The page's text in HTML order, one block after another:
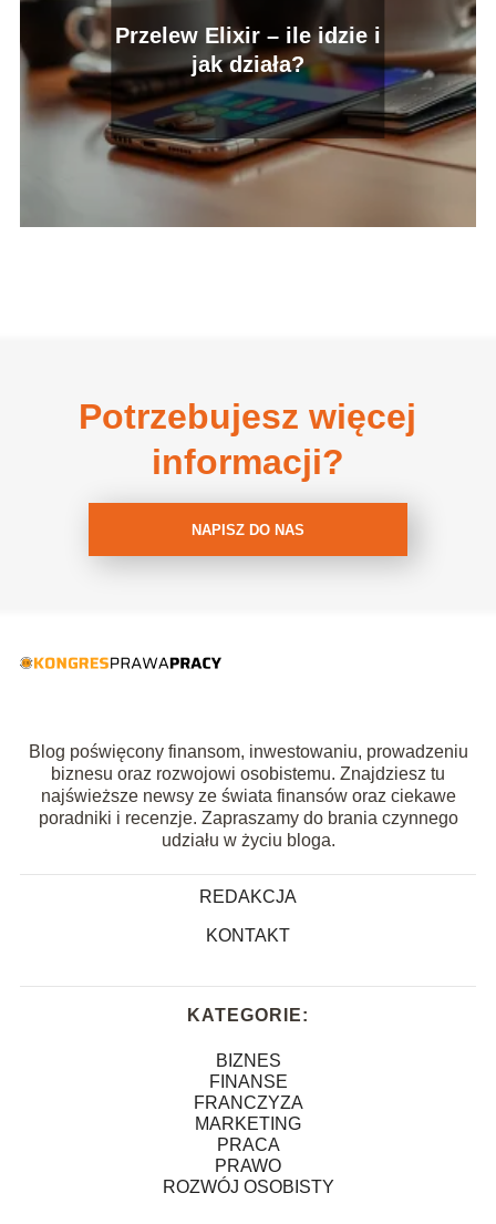
Przelew Elixir – ile idzie i
jak działa?
Potrzebujesz więcej
informacji?
NAPISZ DO NAS
Blog poświęcony finansom, inwestowaniu, prowadzeniu
biznesu oraz rozwojowi osobistemu. Znajdziesz tu
najświeższe newsy ze świata finansów oraz ciekawe
poradniki i recenzje. Zapraszamy do brania czynnego
udziału w życiu bloga.
REDAKCJA
KONTAKT
KATEGORIE:
BIZNES
FINANSE
FRANCZYZA
MARKETING
PRACA
PRAWO
ROZWÓJ OSOBISTY